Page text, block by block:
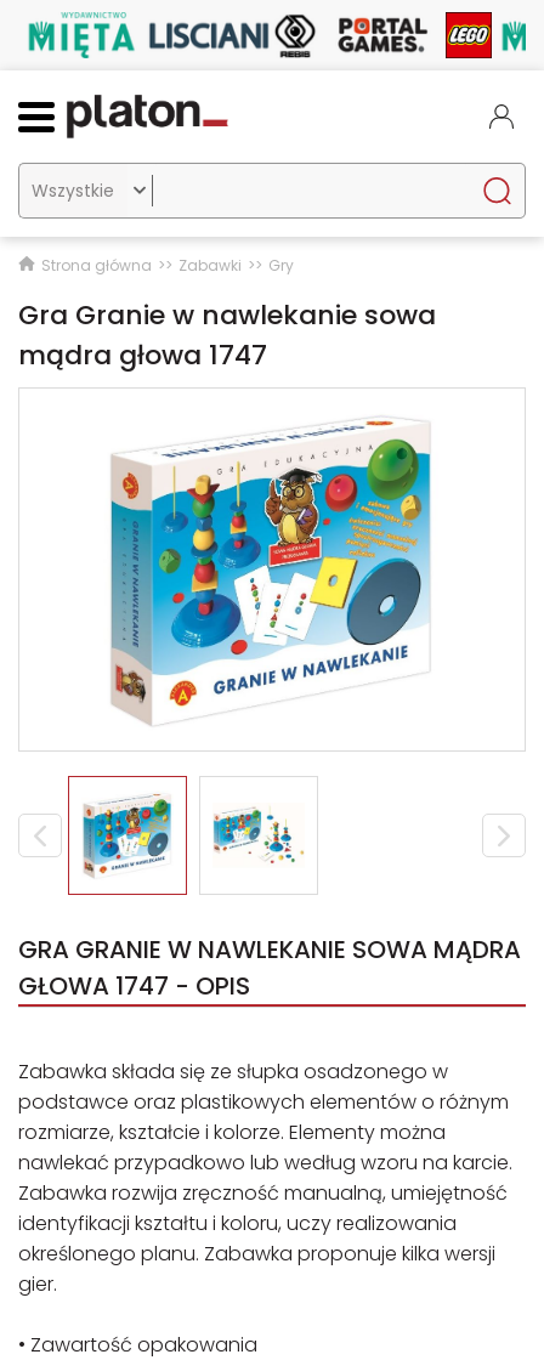

Strona główna Zabawki Gry
Gra Granie w nawlekanie sowa
mądra głowa 1747
GRA GRANIE W NAWLEKANIE SOWA MĄDRA
GŁOWA 1747 - OPIS
Zabawka składa się ze słupka osadzonego w
podstawce oraz plastikowych elementów o różnym
rozmiarze, kształcie i kolorze. Elementy można
nawlekać przypadkowo lub według wzoru na karcie.
Zabawka rozwija zręczność manualną, umiejętność
identyfikacji kształtu i koloru, uczy realizowania
określonego planu. Zabawka proponuje kilka wersji
gier.
• Zawartość opakowania